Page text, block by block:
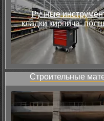
Ручные
кладки кирпича:
Строительные